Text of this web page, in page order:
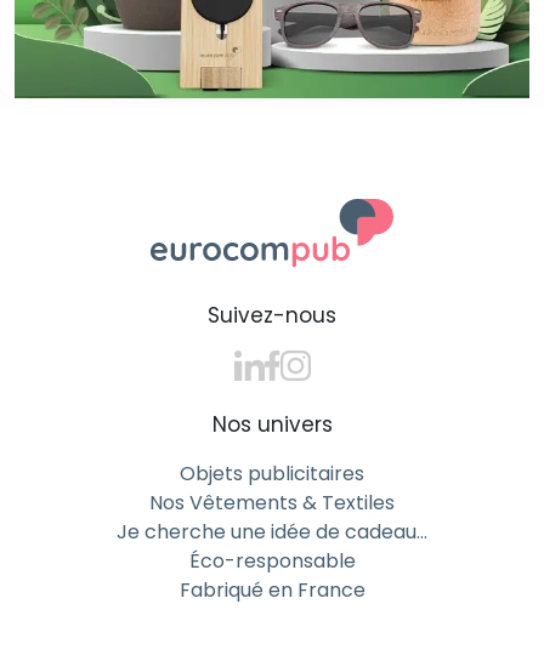
Suivez-nous
Nos univers
Objets publicitaires
Nos Vêtements & Textiles
Je cherche une idée de cadeau…
Éco-responsable
Fabriqué en France